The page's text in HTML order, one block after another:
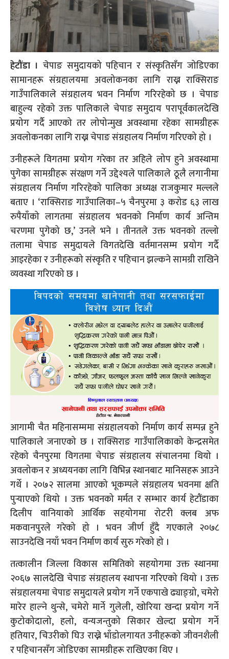
हेटौंडा । चेपाङ समुदायको पहिचान र संस्कृतिसँग जोडिएका
सामानहरू संग्रहालयमा अवलोकनका लागि राख्न राक्सिराङ
गाउँपालिकाले संग्रहालय भवन निर्माण गरिरहेको छ । चेपाङ
बाहुल्य रहेको उक्त पालिकाले चेपाङ समुदाय परापूर्वकालदेखि
प्रयोग गर्दै आएको तर लोपोन्मुख अवस्थामा रहेका सामग्रीहरू
अवलोकनका लागि राख्न चेपाङ संग्रहालय निर्माण गरिएको हो ।
उनीहरूले विगतमा प्रयोग गरेका तर अहिले लोप हुने अवस्थामा
पुगेका सामग्रीहरू संरक्षण गर्ने उद्देश्यले पालिकाले ठूलै लगानीमा
संग्रहालय निर्माण गरिरहेको पालिका अध्यक्ष राजकुमार मल्लले
बताए । ‘राक्सिराङ गाउँपालिका–५ चैनपुरमा ३ करोड ६३ लाख
रुपैयाँको लागतमा संग्रहालय भवनको निर्माण कार्य अन्तिम
चरणमा पुगेको छ,’ उनले भने । तीनतले उक्त भवनको तल्लो
तलामा चेपाङ समुदायले विगतदेखि वर्तमानसम्म प्रयोग गर्दै
आइरहेका र उनीहरूको संस्कृति र पहिचान झल्कने सामग्री राखिने
व्यवस्था गरिएको छ ।
आगामी चैत महिनासम्ममा संग्रहालयको निर्माण कार्य सम्पन्न हुने
पालिकाले जनाएको छ । राक्सिराङ गाउँपालिकाको केन्द्रसमेत
रहेको चैनपुरमा विगतमा चेपाङ संग्रहालय संचालनमा थियो ।
अवलोकन र अध्ययनका लागि विभिन्न स्थानबाट मानिसहरू आउने
गर्थे । २०७२ सालमा आएको भूकम्पले संग्रहालय भवनमा क्षति
पुर्‍याएको थियो । उक्त भवनको मर्मत र सम्भार कार्य हेटौंडाका
दिलीप वानियाको आर्थिक सहयोगमा रोटरी क्लब अफ
मकवानपुरले गरेको हो । भवन जीर्ण हुँदै गएकाले २०७८
साउनदेखि नयाँ भवन निर्माण कार्य सुरु गरेको हो ।
तत्कालीन जिल्ला विकास समितिको सहयोगमा उक्त स्थानमा
२०६७ सालदेखि चेपाङ संग्रहालय स्थापना गरिएको थियो । उक्त
संग्रहालयमा चेपाङ समुदायले प्रयोग गर्ने एकपाखे ढ्याङ्ग्रो, चमेरो
मारेर हाल्ने थुन्से, चमेरो मार्ने गुलेली, खोरिया खन्दा प्रयोग गर्ने
कुटोकोदालो, हलो, वन्यजन्तुको सिकार खेल्दा प्रयोग गर्ने
हतियार, चिउरीको घिउ राख्ने भाँडोलगायत उनीहरूको जीवनशैली
र पहिचानसँग जोडिएका सामग्रीहरू राखिएका थिए ।